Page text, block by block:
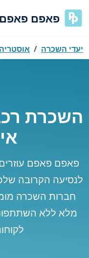
פאפם פאפם
יעדי השכרה אוסטריה
השכרת
פאפם פאפם
לנסיעה הקרובה
חברות השכרה
מלא ללא